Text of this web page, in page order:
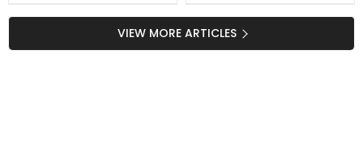
یہ عورت کھانا بھی نہیں
کھا سکتی تھی؟
VIEW MORE ARTICLES